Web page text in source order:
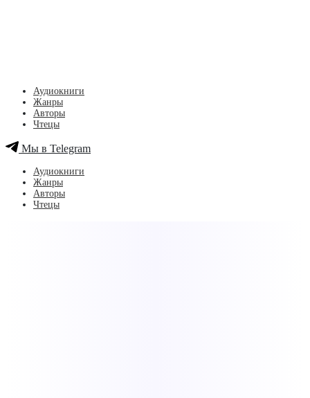
Аудиокниги
Жанры
Авторы
Чтецы
Мы в Telegram
Аудиокниги
Жанры
Авторы
Чтецы